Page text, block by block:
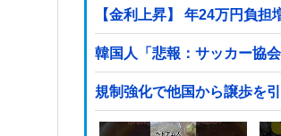
【金利上昇】 年24万円負
韓国人「悲報：サッカー協
規制強化で他国から譲歩を